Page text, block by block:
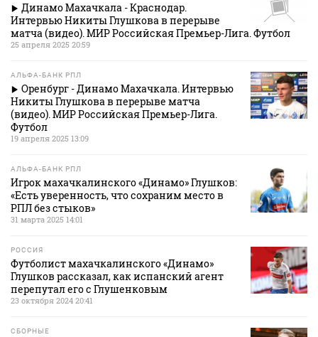
Динамо Махачкала - Краснодар.
Интервью Никиты Глушкова в перерыве
матча (видео). МИР Российская Премьер-Лига. Футбол
25 апреля 2025 20:59
АЛЬФА-БАНК РПЛ
Оренбург - Динамо Махачкала. Интервью
Никиты Глушкова в перерыве матча
(видео). МИР Российская Премьер-Лига.
Футбол
19 апреля 2025 13:09
АЛЬФА-БАНК РПЛ
Игрок махачкалинского «Динамо» Глушков:
«Есть уверенность, что сохраним место в
РПЛ без стыков»
31 марта 2025 14:01
РОССИЯ
Футболист махачкалинского «Динамо»
Глушков рассказал, как испанский агент
перепутал его с Глушенковым
23 октября 2024 20:41
СБОРНЫЕ